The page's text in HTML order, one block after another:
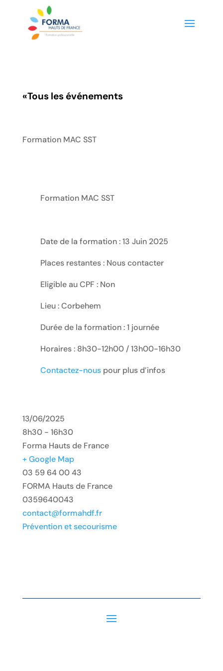
«Tous les événements
Formation MAC SST
Formation MAC SST
Date de la formation : 13 Juin 2025
Places restantes : Nous contacter
Eligible au CPF : Non
Lieu : Corbehem
Durée de la formation : 1 journée
Horaires : 8h30-12h00 / 13h00-16h30
Contactez-nouspour plus d’infos
13/06/2025
8h30 - 16h30
Forma Hauts de France
+ Google Map
03 59 64 00 43
FORMA Hauts de France
0359640043
contact@formahdf.fr
Prévention et secourisme